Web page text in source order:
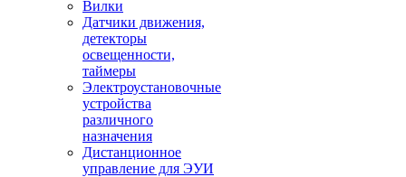
Вилки
Датчики движения,
детекторы
освещенности,
таймеры
Электроустановочные
устройства
различного
назначения
Дистанционное
управление для ЭУИ